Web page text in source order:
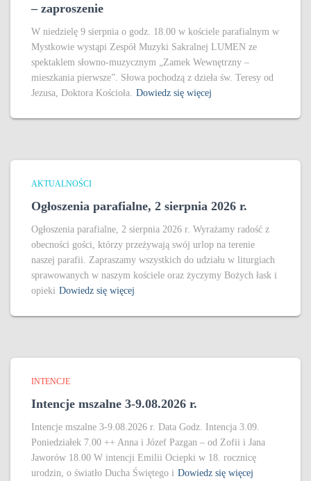
– zaproszenie
W niedzielę 9 sierpnia o godz. 18.00 w kościele parafialnym w
Mystkowie wystąpi Zespół Muzyki Sakralnej LUMEN ze
spektaklem słowno-muzycznym „Zamek Wewnętrzny –
mieszkania pierwsze”. Słowa pochodzą z dzieła św. Teresy od
Jezusa, Doktora Kościoła.
Dowiedz się więcej
AKTUALNOŚCI
Ogłoszenia parafialne, 2 sierpnia 2026 r.
Ogłoszenia parafialne, 2 sierpnia 2026 r. Wyrażamy radość z
obecności gości, którzy przeżywają swój urlop na terenie
naszej parafii. Zapraszamy wszystkich do udziału w liturgiach
sprawowanych w naszym kościele oraz życzymy Bożych łask i
opieki Dowiedz się więcej
INTENCJE
Intencje mszalne 3-9.08.2026 r.
Intencje mszalne 3-9.08.2026 r. Data Godz. Intencja 3.09.
Poniedziałek 7.00 ++ Anna i Józef Pazgan – od Zofii i Jana
Jaworów 18.00 W intencji Emilii Ociepki w 18. rocznicę
urodzin, o światło Ducha Świętego i Dowiedz się więcej